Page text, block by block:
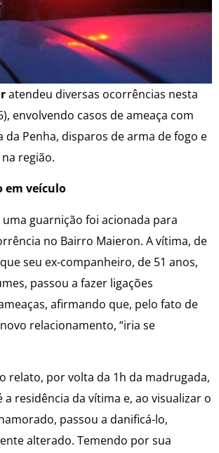
atendeu diversas ocorrências nesta
envolvendo casos de ameaça com
da Penha, disparos de arma de fogo e
região.
em veículo
guarnição foi acionada para
no Bairro Maieron. A vítima, de
seu ex-companheiro, de 51 anos,
passou a fazer ligações
afirmando que, pelo fato de
relacionamento, “iria se
relato, por volta da 1h da madrugada,
a residência da vítima e, ao visualizar o
passou a danificá-lo,
alterado. Temendo por sua